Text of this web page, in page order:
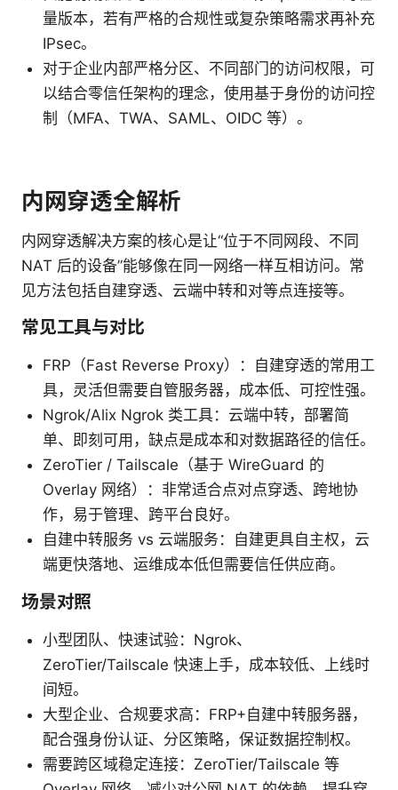
量版本，若有严格的合规性或复杂策略需求再补充
IPsec。
对于企业内部严格分区、不同部门的访问权限，可
以结合零信任架构的理念，使用基于身份的访问控
制（MFA、TWA、SAML、OIDC 等）。
内网穿透全解析
内网穿透解决方案的核心是让“位于不同网段、不同
NAT 后的设备”能够像在同一网络一样互相访问。常
见方法包括自建穿透、云端中转和对等点连接等。
常见工具与对比
FRP（Fast Reverse Proxy）：自建穿透的常用工
具，灵活但需要自管服务器，成本低、可控性强。
Ngrok/Alix Ngrok 类工具：云端中转，部署简
单、即刻可用，缺点是成本和对数据路径的信任。
ZeroTier / Tailscale（基于 WireGuard 的
Overlay 网络）：非常适合点对点穿透、跨地协
作，易于管理、跨平台良好。
自建中转服务 vs 云端服务：自建更具自主权，云
端更快落地、运维成本低但需要信任供应商。
场景对照
小型团队、快速试验：Ngrok、
ZeroTier/Tailscale 快速上手，成本较低、上线时
间短。
大型企业、合规要求高：FRP+自建中转服务器，
配合强身份认证、分区策略，保证数据控制权。
需要跨区域稳定连接：ZeroTier/Tailscale 等